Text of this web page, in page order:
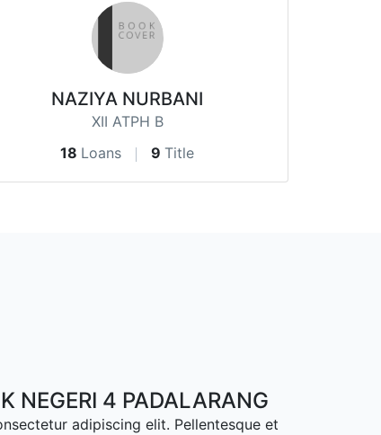
NAZIYA NURBANI
XII ATPH B
18 Loans 9 Title
NEGERI 4 PADALARANG
adipiscing elit. Pellentesque et